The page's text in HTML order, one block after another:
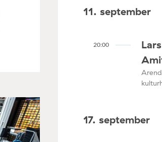
11. september
20:00
17. september